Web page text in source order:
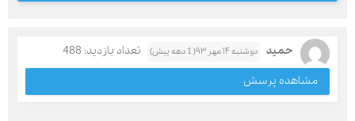
حمید دوشنبه ۱۴ مهر ۹۳( 1 دهه پیش)
تعداد بازدید: 488
مشاهده پرسش